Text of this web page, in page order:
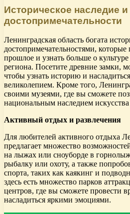
Историческое наследие
достопримечательности
Ленинградская область богата
достопримечательностями, которые
прошлое и узнать больше о
региона. Посетите древние замки,
чтобы узнать историю и
великолепием. Кроме того,
своими музеями, где вы сможете
национальным наследием
Активный отдых и развлечения
Для любителей активного отдыха
предлагает множество
на лыжах или сноуборде в
рыбалку или охоту, а также
спорта, таких как каякинг и
здесь есть множество парков
центров, где вы сможете провести
насладиться яркими эмоциями.